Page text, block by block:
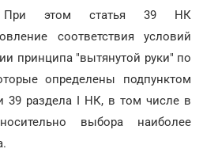
При этом статья 39 НК
соответствия условий
принципа "вытянутой руки" по
определены подпунктом
39 раздела I НК, в том числе в
выбора наиболее